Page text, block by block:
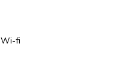
Sua avaliação
Wi-fi